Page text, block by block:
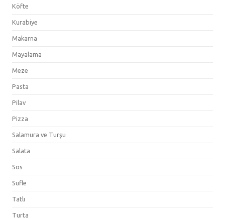
Köfte
Kurabiye
Makarna
Mayalama
Meze
Pasta
Pilav
Pizza
Salamura ve Turşu
Salata
Sos
Sufle
Tatlı
Turta